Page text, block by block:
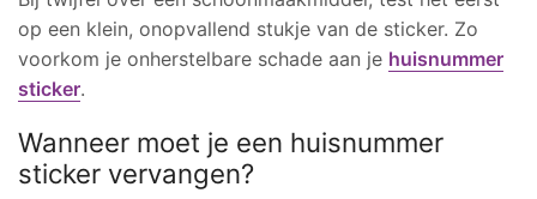
op een klein, onopvallend stukje van de sticker. Zo
voorkom je onherstelbare schade aan je huisnummer
sticker.
Wanneer moet je een huisnummer
sticker vervangen?